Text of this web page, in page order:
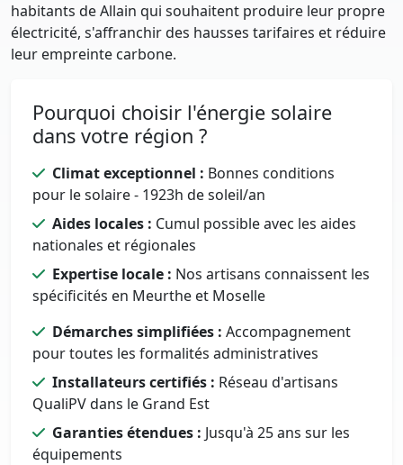
habitants de Allain qui souhaitent produire leur propre
électricité, s'affranchir des hausses tarifaires et réduire
leur empreinte carbone.
Pourquoi choisir l'énergie solaire
dans votre région ?
Climat exceptionnel : Bonnes conditions
pour le solaire - 1923h de soleil/an
Aides locales : Cumul possible avec les aides
nationales et régionales
Expertise locale : Nos artisans connaissent les
spécificités en Meurthe et Moselle
Démarches simplifiées : Accompagnement
pour toutes les formalités administratives
Installateurs certifiés : Réseau d'artisans
QualiPV dans le Grand Est
Garanties étendues : Jusqu'à 25 ans sur les
équipements